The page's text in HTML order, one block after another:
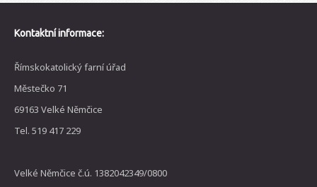
Kontaktní informace:
Římskokatolický farní úřad
Městečko 71
69163 Velké Němčice
Tel. 519 417 229
Velké Němčice č.ú. 1382042349/0800